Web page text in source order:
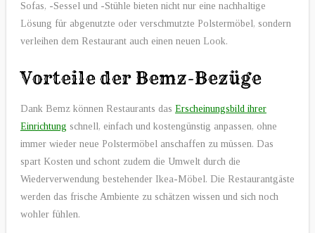
Sofas, -Sessel und -Stühle bieten nicht nur eine nachhaltige
Lösung für abgenutzte oder verschmutzte Polstermöbel, sondern
verleihen dem Restaurant auch einen neuen Look.
Vorteile der Bemz-Bezüge
Dank Bemz können Restaurants das Erscheinungsbild ihrer
Einrichtung schnell, einfach und kostengünstig anpassen, ohne
immer wieder neue Polstermöbel anschaffen zu müssen. Das
spart Kosten und schont zudem die Umwelt durch die
Wiederverwendung bestehender Ikea-Möbel. Die Restaurantgäste
werden das frische Ambiente zu schätzen wissen und sich noch
wohler fühlen.